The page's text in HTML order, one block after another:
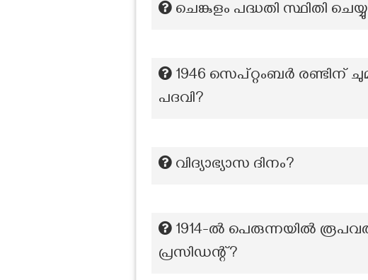
ചെങ്കുളം പദ്ധതി സ്ഥിതി
1946 സെപ്റ്റംബർ രണ്ടിന്
പദവി?
വിദ്യാഭ്യാസ ദിനം?
1914-ൽ പെരുന്നയിൽ
പ്രസിഡന്റ്?